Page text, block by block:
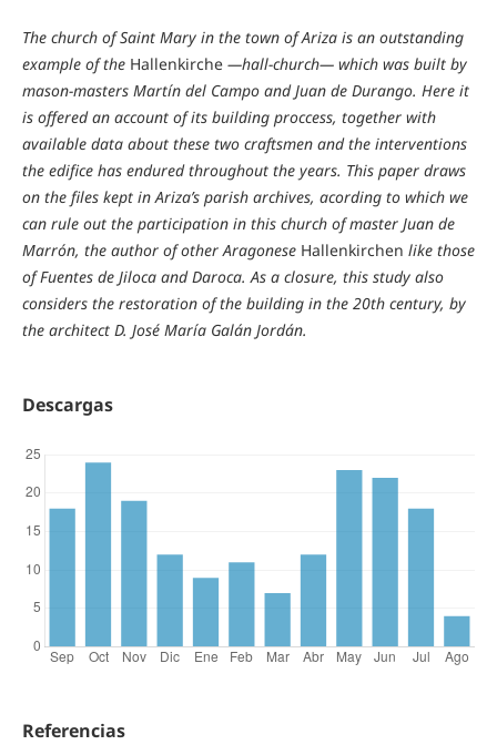
The church of Saint Mary in the town of Ariza is an outstanding
example of the Hallenkirche —hall-church— which was built by
mason-masters Martín del Campo and Juan de Durango. Here it
is offered an account of its building proccess, together with
available data about these two craftsmen and the interventions
the edifice has endured throughout the years. This paper draws
on the files kept in Ariza’s parish archives, acording to which we
can rule out the participation in this church of master Juan de
Marrón, the author of other Aragonese Hallenkirchen like those
of Fuentes de Jiloca and Daroca. As a closure, this study also
considers the restoration of the building in the 20th century, by
the architect D. José María Galán Jordán.
Descargas
Referencias